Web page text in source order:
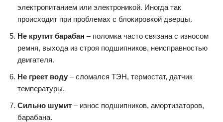
электропитанием или электроникой. Иногда так
происходит при проблемах с блокировкой дверцы.
Не крутит барабан – поломка часто связана с износом
ремня, выхода из строя подшипников, неисправностью
двигателя.
Не греет воду – сломался ТЭН, термостат, датчик
температуры.
Сильно шумит – износ подшипников, амортизаторов,
барабана.